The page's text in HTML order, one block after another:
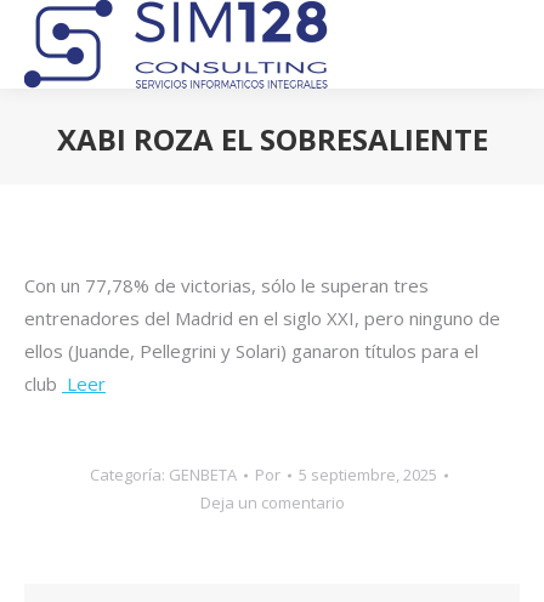
XABI ROZA EL SOBRESALIENTE
Con un 77,78% de victorias, sólo le superan tres
entrenadores del Madrid en el siglo XXI, pero ninguno de
ellos (Juande, Pellegrini y Solari) ganaron títulos para el
club Leer
Categoría: GENBETA Por
5 septiembre, 2025
Deja un comentario